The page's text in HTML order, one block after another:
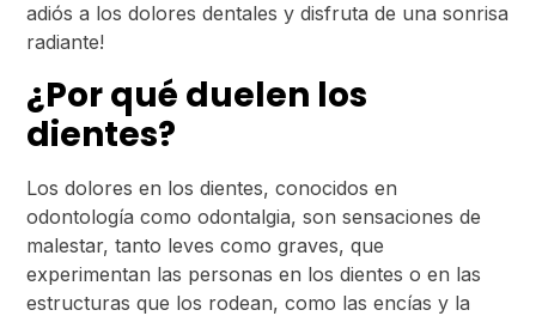
adiós a los dolores dentales y disfruta de una sonrisa
radiante!
¿Por qué duelen los
dientes?
Los dolores en los dientes, conocidos en
odontología como odontalgia, son sensaciones de
malestar, tanto leves como graves, que
experimentan las personas en los dientes o en las
estructuras que los rodean, como las encías y la